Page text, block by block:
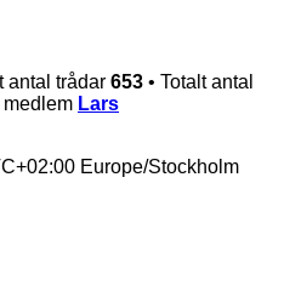
antal trådar 653 • Totalt antal
medlem Lars
Europe/Stockholm